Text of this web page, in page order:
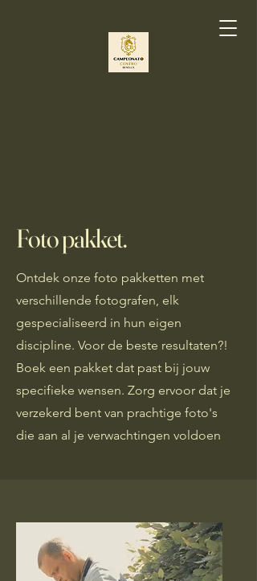
Foto pakket.
Ontdek onze foto pakketten met
verschillende fotografen, elk
gespecialiseerd in hun eigen
discipline. Voor de beste resultaten?!
Boek een pakket dat past bij jouw
specifieke wensen. Zorg ervoor dat je
verzekerd bent van prachtige foto's
die aan al je verwachtingen voldoen